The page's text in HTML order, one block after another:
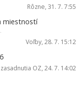
Rôzne, 31. 7. 7:55
miestností
Voľby, 28. 7. 15:12
OZ, 24. 7. 14:02